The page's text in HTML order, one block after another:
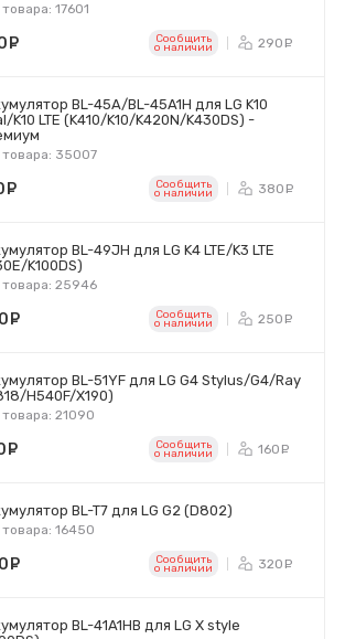
17601
Сообщить
o наличии 290
BL-45A/BL-45A1H для LG K10
K10 LTE (K410/K10/K420N/K430DS) -
товара: 35007
Сообщить
o наличии 380
BL-49JH для LG K4 LTE/K3 LTE
K100DS)
товара: 25946
Сообщить
o наличии 250
BL-51YF для LG G4 Stylus/G4/Ray
H540F/X190)
товара: 21090
Сообщить
o наличии 160
BL-T7 для LG G2 (D802)
товара: 16450
Сообщить
o наличии 320
BL-41A1HB для LG X style